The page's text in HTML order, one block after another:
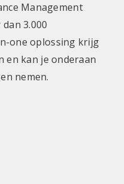
Management
3.000
one oplossing krijg
en kan je onderaan
nemen.